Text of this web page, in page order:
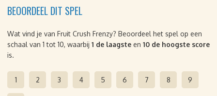
BEOORDEEL DIT SPEL
Wat vind je van Fruit Crush Frenzy? Beoordeel het spel op een
schaal van 1 tot 10, waarbij 1 de laagste en 10 de hoogste score
is.
1 2 3 4 5 6 7 8 9